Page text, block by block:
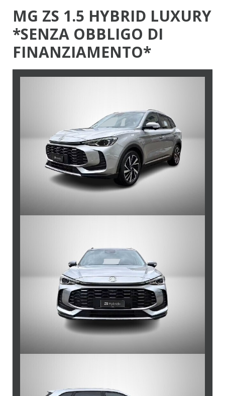
MG ZS 1.5 HYBRID LUXURY
*SENZA OBBLIGO DI
FINANZIAMENTO*